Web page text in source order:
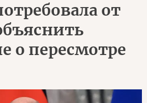
от
о пересмотре